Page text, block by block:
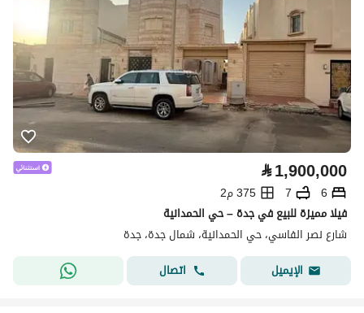
⃁1,900,000
6
7
375 م2
فيلا مميزة للبيع في جدة – حي الحمدانية
شارع نصر الفاسي، حي الحمدانية، شمال جدة، جدة
الإيميل
اتصال